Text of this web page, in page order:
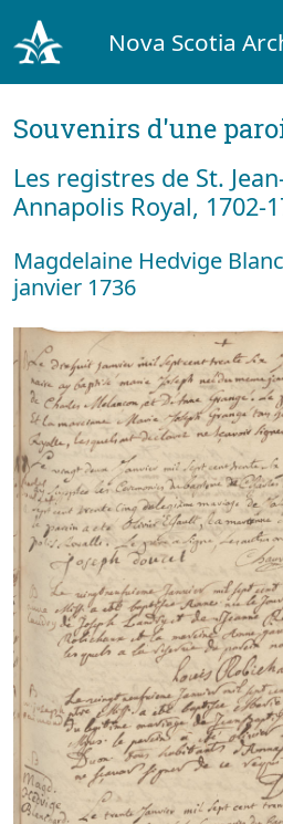
Nova Scotia
Souvenirs d'une
Les registres de St.
Annapolis Royal, 1702-
Magdelaine Hedvige
janvier 1736